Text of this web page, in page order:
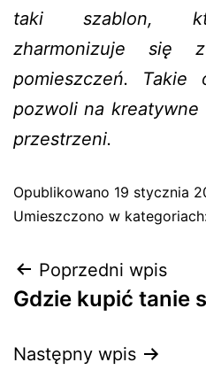
taki szablon,
zharmonizuje się
pomieszczeń. Takie
pozwoli na
przestrzeni.
Opublikowano 19 stycznia
Umieszczono w
Poprzedni wpis
Gdzie kupić tanie
Następny wpis